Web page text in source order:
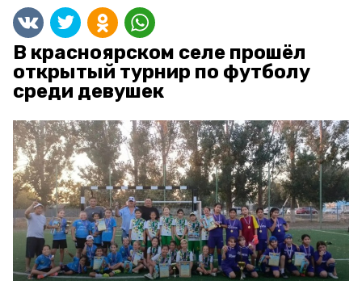
В красноярском селе прошёл
открытый турнир по футболу
среди девушек